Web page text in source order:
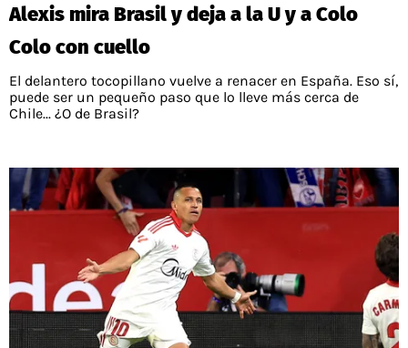
Alexis mira Brasil y deja a la U y a Colo
Colo con cuello
El delantero tocopillano vuelve a renacer en España. Eso sí,
puede ser un pequeño paso que lo lleve más cerca de
Chile... ¿O de Brasil?